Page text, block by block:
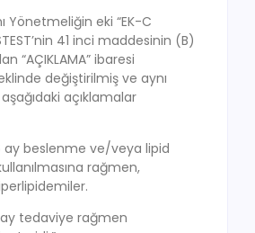
Yönetmeliğin eki “EK-C
41 inci maddesinin (B)
“AÇIKLAMA” ibaresi
değiştirilmiş ve aynı
açıklamalar
ay beslenme ve/veya lipid
rağmen,
ay tedaviye rağmen